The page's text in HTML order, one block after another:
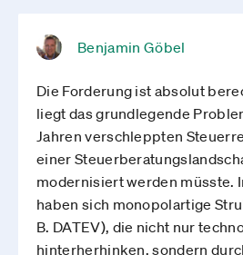
Benjamin Göbel
Die Forderung ist absolut
liegt das grundlegende
Jahren verschleppten
einer
modernisiert werden müsste.
haben sich monopolartige
B. DATEV), die nicht nur
hinterherhinken, sondern